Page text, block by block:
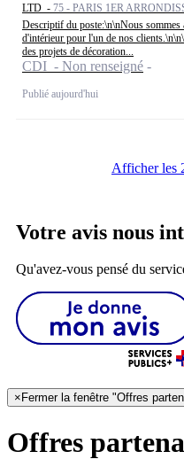
LTD - 75 - PARIS 1ER
Descriptif du poste:\n\nNous sommes
d'intérieur pour l'un de nos
des projets de décoration...
CDI - Non renseigné
Publié aujourd'hui
Afficher les
Votre avis nous
Qu'avez-vous pensé du
× Fermer la fenêtre "Offres
Offres